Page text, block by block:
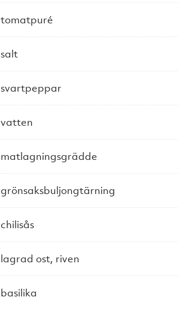
tomatpuré
salt
svartpeppar
vatten
matlagningsgrädde
grönsaksbuljongtärning
chilisås
lagrad ost, riven
basilika